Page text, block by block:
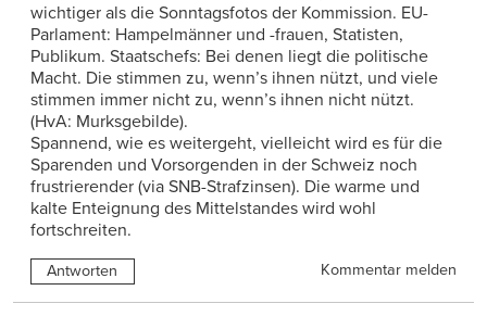
wichtiger als die Sonntagsfotos der Kommission. EU-
Parlament: Hampelmänner und -frauen, Statisten,
Publikum. Staatschefs: Bei denen liegt die politische
Macht. Die stimmen zu, wenn’s ihnen nützt, und viele
stimmen immer nicht zu, wenn’s ihnen nicht nützt.
(HvA: Murksgebilde).
Spannend, wie es weitergeht, vielleicht wird es für die
Sparenden und Vorsorgenden in der Schweiz noch
frustrierender (via SNB-Strafzinsen). Die warme und
kalte Enteignung des Mittelstandes wird wohl
fortschreiten.
Antworten Kommentar melden